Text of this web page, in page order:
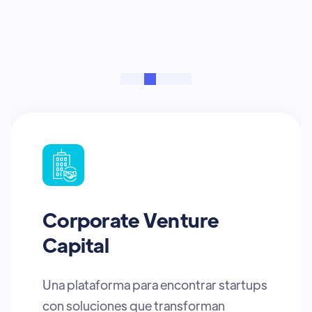
Angel Investors
Impactaland es una oportunidad única
para angel investors: un espacio donde
descubrir startups con alto potencial,